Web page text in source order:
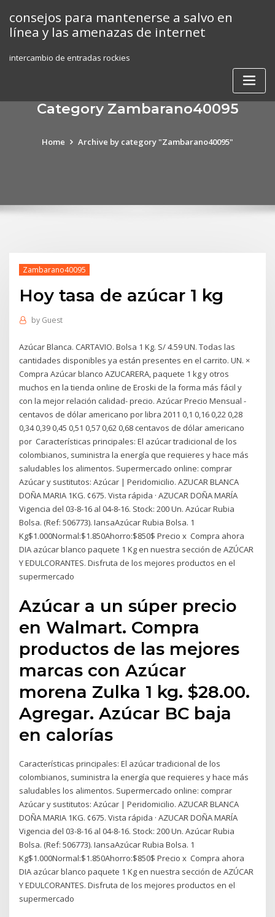
content
consejos para mantenerse a salvo en
línea y las amenazas de internet
intercambio de entradas rockies
Category Zambarano40095
Home Archive by category "Zambarano40095"
Zambarano40095
Hoy tasa de azúcar 1 kg
by Guest
Azúcar Blanca. CARTAVIO. Bolsa 1 Kg. S/ 4.59 UN. Todas las
cantidades disponibles ya están presentes en el carrito. UN. ×
Compra Azúcar blanco AZUCARERA, paquete 1 kg y otros
muchos en la tienda online de Eroski de la forma más fácil y
con la mejor relación calidad- precio. Azúcar Precio Mensual -
centavos de dólar americano por libra 2011 0,1 0,16 0,22 0,28
0,34 0,39 0,45 0,51 0,57 0,62 0,68 centavos de dólar americano
por Características principales: El azúcar tradicional de los
colombianos, suministra la energía que requieres y hace más
saludables los alimentos. Supermercado online: comprar
Azúcar y sustitutos: Azúcar | Peridomicilio. AZUCAR BLANCA
DOÑA MARIA 1KG. ¢675. Vista rápida · AZUCAR DOÑA MARÍA
Vigencia del 03-8-16 al 04-8-16. Stock: 200 Un. Azúcar Rubia
Bolsa. (Ref: 506773). IansaAzúcar Rubia Bolsa. 1
Kg$1.000Normal:$1.850Ahorro:$850$ Precio x Compra ahora
DIA azúcar blanco paquete 1 Kg en nuestra sección de AZÚCAR
Y EDULCORANTES. Disfruta de los mejores productos en el
supermercado
Azúcar a un súper precio
en Walmart. Compra
productos de las mejores
marcas con Azúcar
morena Zulka 1 kg. $28.00.
Agregar. Azúcar BC baja
en calorías
Características principales: El azúcar tradicional de los
colombianos, suministra la energía que requieres y hace más
saludables los alimentos. Supermercado online: comprar
Azúcar y sustitutos: Azúcar | Peridomicilio. AZUCAR BLANCA
DOÑA MARIA 1KG. ¢675. Vista rápida · AZUCAR DOÑA MARÍA
Vigencia del 03-8-16 al 04-8-16. Stock: 200 Un. Azúcar Rubia
Bolsa. (Ref: 506773). IansaAzúcar Rubia Bolsa. 1
Kg$1.000Normal:$1.850Ahorro:$850$ Precio x Compra ahora
DIA azúcar blanco paquete 1 Kg en nuestra sección de AZÚCAR
Y EDULCORANTES. Disfruta de los mejores productos en el
supermercado